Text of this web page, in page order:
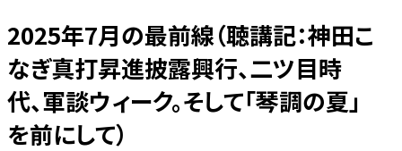
2025年7月の最前線（聴講記：神田こ
なぎ真打昇進披露興行、二ツ目時
代、軍談ウィーク。そして「琴調の夏」
を前にして）